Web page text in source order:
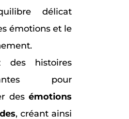
délicat
émotions et le
des histoires
pour
des émotions
, créant ainsi